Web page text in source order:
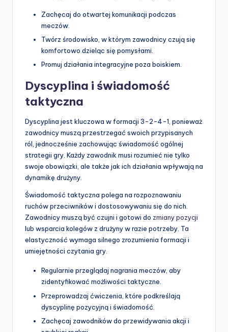
Zachęcaj do otwartej komunikacji podczas
meczów.
Twórz środowisko, w którym zawodnicy czują się
komfortowo dzieląc się pomysłami.
Promuj działania integracyjne poza boiskiem.
Dyscyplina i świadomość
taktyczna
Dyscyplina jest kluczowa w formacji 3-2-4-1, ponieważ
zawodnicy muszą przestrzegać swoich przypisanych
ról, jednocześnie zachowując świadomość ogólnej
strategii gry. Każdy zawodnik musi rozumieć nie tylko
swoje obowiązki, ale także jak ich działania wpływają na
dynamikę drużyny.
Świadomość taktyczna polega na rozpoznawaniu
ruchów przeciwników i dostosowywaniu się do nich.
Zawodnicy muszą być czujni i gotowi do zmiany pozycji
lub wsparcia kolegów z drużyny w razie potrzeby. Ta
elastyczność wymaga silnego zrozumienia formacji i
umiejętności czytania gry.
Regularnie przeglądaj nagrania meczów, aby
zidentyfikować możliwości taktyczne.
Przeprowadzaj ćwiczenia, które podkreślają
dyscyplinę pozycyjną i świadomość.
Zachęcaj zawodników do przewidywania akcji i